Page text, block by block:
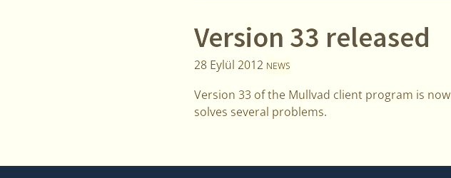
Version 33 released
28 Eylül 2012 NEWS
Version 33 of the Mullvad client program is now
solves several problems.